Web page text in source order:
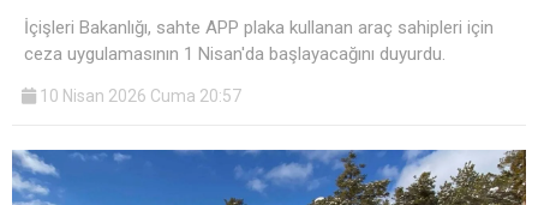
İçişleri Bakanlığı, sahte APP plaka kullanan araç sahipleri için
ceza uygulamasının 1 Nisan'da başlayacağını duyurdu.
10 Nisan 2026 Cuma 20:57